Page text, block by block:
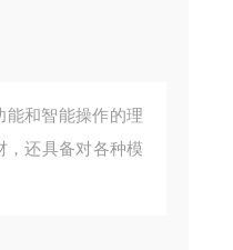
能和智能操作的理
，还具备对各种模